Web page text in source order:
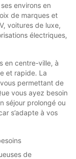
environs en
de marques et
voitures de luxe,
électriques,
en centre-ville, à
et rapide. La
permettant de
vous ayez besoin
séjour prolongé ou
s’adapte à vos
de